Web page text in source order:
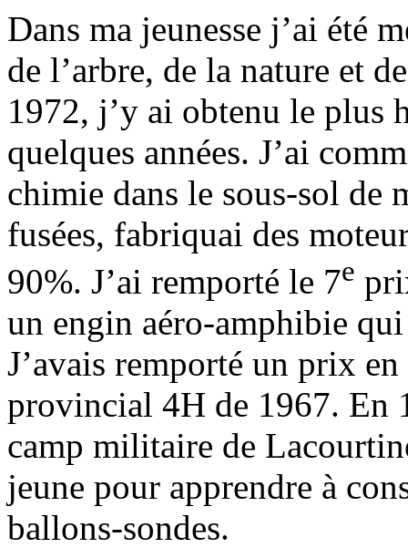
Dans ma jeunesse j’ai été
de l’arbre, de la nature et
1972, j’y ai obtenu le plus
quelques années. J’ai
chimie dans le sous-sol de
fusées, fabriquai des
90%. J’ai remporté le 7e
un engin aéro-amphibie
J’avais remporté un prix
provincial 4H de 1967. En
camp militaire de
jeune pour apprendre à
ballons-sondes.